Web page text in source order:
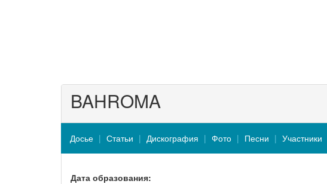
BAHROMA
Досье Статьи Дискография Фото Песни Участники
Дата образования: